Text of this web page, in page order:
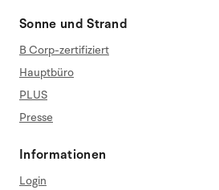
Sonne und Strand
B Corp-zertifiziert
Hauptbüro
PLUS
Presse
Informationen
Login